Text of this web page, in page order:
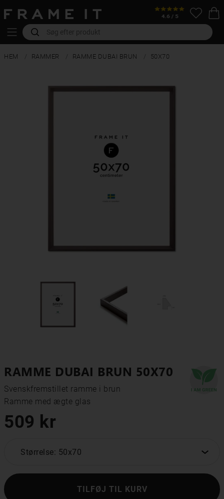
HEM RAMMER RAMME DUBAI BRUN 50X70
RAMME DUBAI BRUN 50X70
Svenskfremstillet ramme i brun
Ramme med ægte glas
509 kr
Størrelse: 50x70
TILFØJ TIL KURV